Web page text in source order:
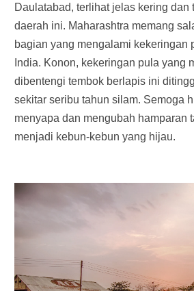
Daulatabad, terlihat jelas kering dan
daerah ini. Maharashtra memang
bagian yang mengalami kekeringan
India. Konon, kekeringan pula yang
dibentengi tembok berlapis ini
sekitar seribu tahun silam. Semoga
menyapa dan mengubah hamparan
menjadi kebun-kebun yang hijau.